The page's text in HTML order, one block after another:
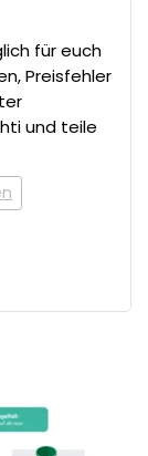
für euch
Preisfehler
und teile